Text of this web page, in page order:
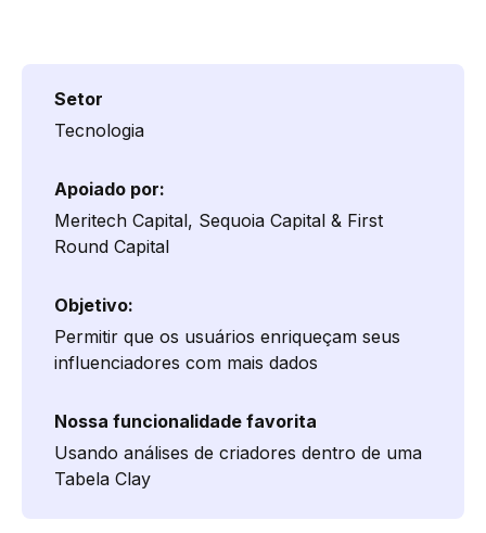
Setor
Tecnologia
Apoiado por:
Meritech Capital, Sequoia Capital & First
Round Capital
Objetivo:
Permitir que os usuários enriqueçam seus
influenciadores com mais dados
Nossa funcionalidade favorita
Usando análises de criadores dentro de uma
Tabela Clay